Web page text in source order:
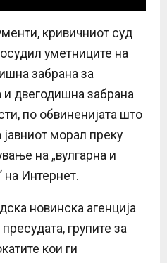
кривичниот суд
уметниците на
забрана за
двегодишна забрана
по обвиненијата што
јавниот морал преку
на „вулгарна и
Интернет.
новинска агенција
групите за
кои ги